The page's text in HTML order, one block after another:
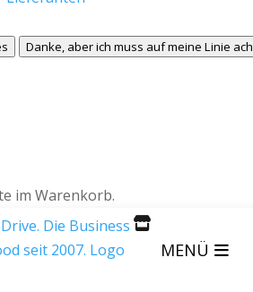
Danke, aber ich muss auf meine Linie
im Warenkorb.

MENÜ